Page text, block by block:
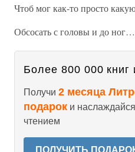
Чтоб мог как-то просто
Обсосать с головы и до ног…
Более 800 000 книг
Получи 2 месяца
подарок и
чтением
ПОЛУЧИТЬ